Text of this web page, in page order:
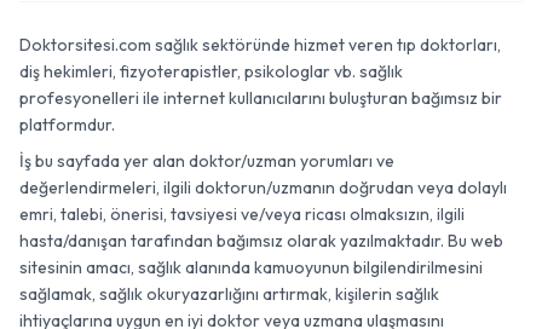
Doktorsitesi.com sağlık sektöründe hizmet veren tıp doktorları,
diş hekimleri, fizyoterapistler, psikologlar vb. sağlık
profesyonelleri ile internet kullanıcılarını buluşturan bağımsız bir
platformdur.
İş bu sayfada yer alan doktor/uzman yorumları ve
değerlendirmeleri, ilgili doktorun/uzmanın doğrudan veya dolaylı
emri, talebi, önerisi, tavsiyesi ve/veya ricası olmaksızın, ilgili
hasta/danışan tarafından bağımsız olarak yazılmaktadır. Bu web
sitesinin amacı, sağlık alanında kamuoyunun bilgilendirilmesini
sağlamak, sağlık okuryazarlığını artırmak, kişilerin sağlık
ihtiyaçlarına uygun en iyi doktor veya uzmana ulaşmasını